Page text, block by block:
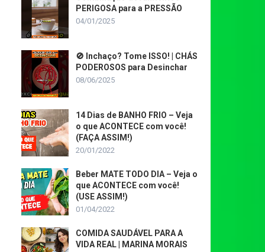
PERIGOSA para a PRESSÃO
04/01/2025
🚫 Inchaço? Tome ISSO! | CHÁS
PODEROSOS para Desinchar
08/06/2025
14 Dias de BANHO FRIO – Veja
o que ACONTECE com você!
(FAÇA ASSIM!)
20/01/2022
Beber MATE TODO DIA – Veja o
que ACONTECE com você!
(USE ASSIM!)
01/04/2022
COMIDA SAUDÁVEL PARA A
VIDA REAL | MARINA MORAIS